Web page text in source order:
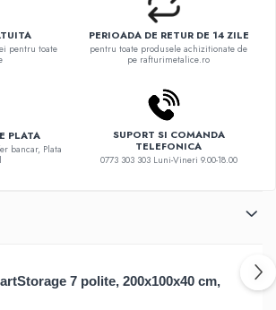
pentru toate
PERIOADA DE RETUR DE 14 ZILE
pentru toate produsele achizitionate de
pe rafturimetalice.ro
PLATA
bancar, Plata
SUPORT SI COMANDA
TELEFONICA
0773 303 303 Luni-Vineri 9.00-18.00
7 polite, 200x100x40 cm,